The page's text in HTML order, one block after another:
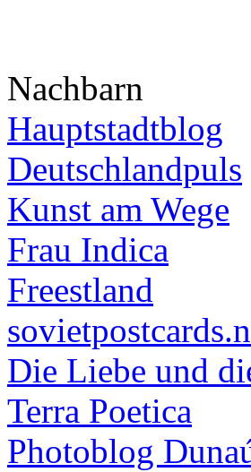
Nachbarn
Hauptstadtblog
Deutschlandpuls
Kunst am Wege
Frau Indica
Freestland
Die Liebe und
Terra Poetica
Photoblog